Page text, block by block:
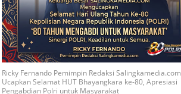
Ricky Fernando Pemimpin Redaksi Salingkamedia.com
Ucapkan Selamat HUT Bhayangkara ke-80, Apresiasi
Pengabdian Polri untuk Masyarakat